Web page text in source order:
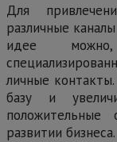
Для
различные
идее
личные
базу и
развитии бизнеса.